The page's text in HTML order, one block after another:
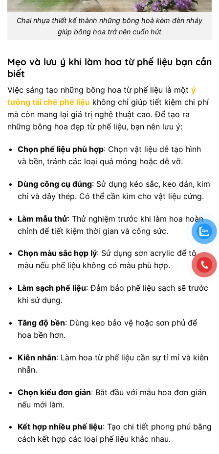
Chai nhựa thiết kế thành những bông hoà kèm đèn nháy
giúp bông hoa trở nên cuốn hút
Mẹo và lưu ý khi làm hoa từ phế liệu bạn cần
biết
Việc sáng tạo những bông hoa từ phế liệu là một ý
tưởng tái chế phế liệu không chỉ giúp tiết kiệm chi phí
mà còn mang lại giá trị nghệ thuật cao.Để tạo ra
những bông hoa đẹp từ phế liệu, bạn nên lưu ý:
Chọn phế liệu phù hợp: Chọn vật liệu dễ tạo hình
và bền, tránh các loại quá mỏng hoặc dễ vỡ.
Dùng công cụ đúng: Sử dụng kéo sắc, keo dán, kim
chỉ và dây thép. Có thể cần kìm cho vật liệu cứng.
Làm mẫu thử: Thử nghiệm trước khi làm hoa hoàn
chỉnh để tiết kiệm thời gian và công sức.
Chọn màu sắc hợp lý: Sử dụng sơn acrylic để tô
màu nếu phế liệu không có màu phù hợp.
Làm sạch phế liệu: Đảm bảo phế liệu sạch sẽ trước
khi sử dụng.
Tăng độ bền: Dùng keo bảo vệ hoặc sơn phủ để
hoa bền hơn.
Kiên nhẫn: Làm hoa từ phế liệu cần sự tỉ mỉ và kiên
nhẫn.
Chọn kiểu đơn giản: Bắt đầu với mẫu hoa đơn giản
nếu mới làm.
Kết hợp nhiều phế liệu: Tạo chi tiết phong phú bằng
cách kết hợp các loại phế liệu khác nhau.